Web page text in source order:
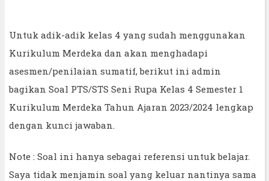
Untuk adik-adik kelas 4 yang sudah menggunakan
Kurikulum Merdeka dan akan menghadapi
asesmen/penilaian sumatif, berikut ini admin
bagikan Soal PTS/STS Seni Rupa Kelas 4 Semester 1
Kurikulum Merdeka Tahun Ajaran 2023/2024 lengkap
dengan kunci jawaban.
Note : Soal ini hanya sebagai referensi untuk belajar.
Saya tidak menjamin soal yang keluar nantinya sama